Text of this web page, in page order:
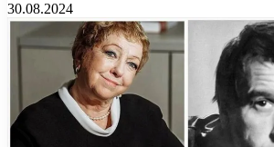
30.08.2024